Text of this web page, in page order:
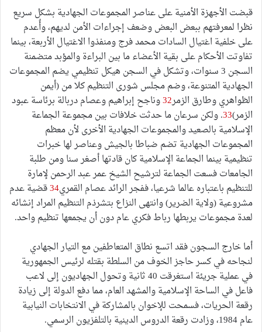
قبضت الأجهزة الأمنية على عناصر المجموعات الجهادية بشكل سريع
نظرا لمعرفتهم ببعض البعض وضعف إجراءات الأمن لديهم، وأُعدم
على خلفية اغتيال السادات محمد فرج ومنفذوا الاغتيال الأربعة، بينما
تفاوتت الأحكام على بقية الأعضاء ما بين البراءة والمؤبد متضمنة
السجن 3 سنوات، وتشكل في السجن هيكل تنظيمي يضم المجموعات
الجهادية المتنوعة، وضم مجلس شورى التنظيم كلا من (أيمن
الظواهري وطارق الزمر32وناجح إبراهيم وعصام دربالة برئاسة عبود
الزمر)33. ولكن سرعان ما حدثت خلافات بين مجموعة الجماعة
الإسلامية بالصعيد والمجموعات الجهادية الأخرى لأن معظم
المجموعات الجهادية تضم ضباطا بالجيش وعناصر لها خبرات
تنظيمية بينما الجماعة الإسلامية كان قادتها أصغر سنا ومن طلبة
الجامعات فسعت الجماعة لترشيح الشيخ عمر عبد الرحمن لإمارة
للتنظيم باعتباره عالما شرعيا، ففجر الرائد عصام القمري34قضية عدم
مشروعية (ولاية الضرير) وانتهى النزاع بتشرذم التنظيم المراد إنشائه
لعدة مجموعات يربطها رباط فكري عام دون أن يجمعها تنظيم واحد.
أما خارج السجون فقد اتسع نطاق المتعاطفين مع التيار الجهادي
لنجاحه في كسر حاجز الخوف من السلطة بقتله لرئيس الجمهورية
في عملية جريئة استغرقت 40 ثانية وتحول الجهاديون إلى لاعب
فاعل في الساحة الإسلامية والمشهد العام، مما دفع الدولة إلى زيادة
رقعة الحريات، فسمحت للإخوان بالمشاركة في الانتخابات النيابية
عام 1984، وزادت رقعة الدروس الدينية بالتلفزيون الرسمي.